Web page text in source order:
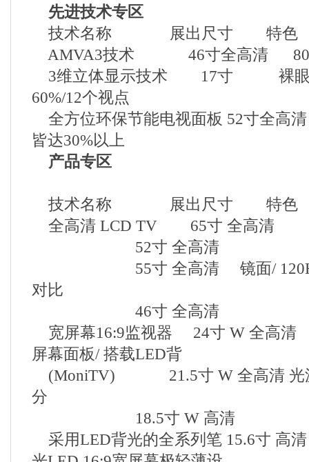
先进技术专区
技术名称 展出尺寸 特色
AMVA3技术 46寸全高清
3维立体显示技术 17寸 裸眼
60%/12个视点
全方位环保节能电视面板 52寸全高
皆达30%以上
产品专区
技术名称 展出尺寸 特色
全高清 LCD TV 65寸 全高清
52寸 全高清
55寸 全高清 镜面/ 120Hz/
对比
46寸 全高清
宽屏幕16:9监视器 24寸 W 全高清
屏幕面板/ 搭载LED背
(MoniTV) 21.5寸 W 全高清 光源
分
18.5寸 W 高清
采用LED背光的全系列笔 15.6寸 高